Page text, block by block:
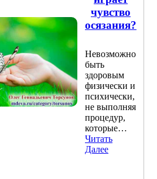
чувство
осязания?​
Невозможно
быть
здоровым
физически и
психически,
не выполняя
процедур,
которые…
Читать
Далее